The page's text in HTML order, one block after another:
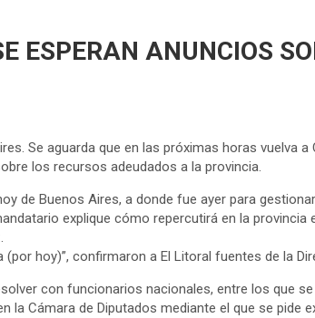
ESPERAN ANUNCIOS
Se aguarda que en las próximas horas
los recursos adeudados a la provincia.
de Buenos Aires, a donde fue ayer para
explique cómo repercutirá en la
(por hoy)”, confirmaron a El Litoral fuentes de la
con funcionarios nacionales, entre los que
la Cámara de Diputados mediante el que se pide